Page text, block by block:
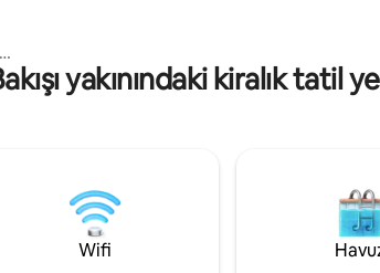
yakınındaki kiralık
Wifi